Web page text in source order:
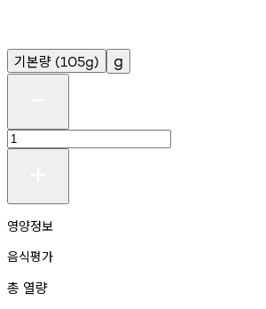
기본량 (105g) g
영양정보
음식평가
총 열량